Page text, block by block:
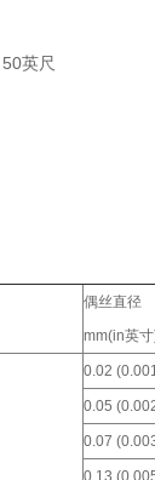
英尺
偶丝直径
mm(in英
0.02
0.05
0.07
0.13